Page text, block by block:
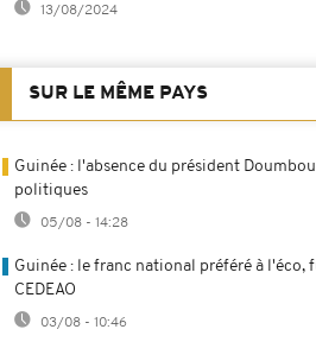
13/08/2024
SUR LE MÊME PAYS
Guinée : l'absence du président
politiques
05/08 - 14:28
Guinée : le franc national préféré à l'éco,
CEDEAO
03/08 - 10:46